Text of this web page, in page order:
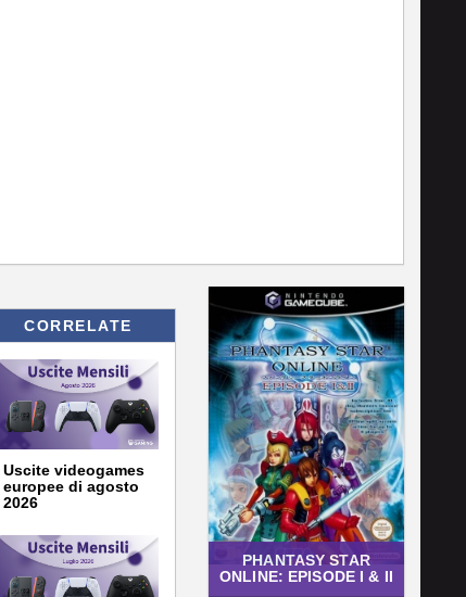
CORRELATE
Uscite videogames
europee di agosto
2026
PHANTASY STAR
ONLINE: EPISODE I & II